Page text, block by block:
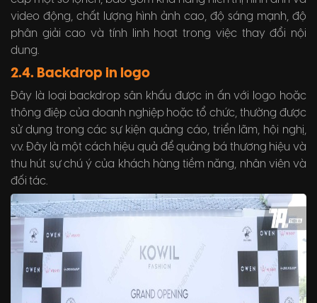
video động, chất lượng hình ảnh cao, độ sáng mạnh, độ
phân giải cao và tính linh hoạt trong việc thay đổi nội
dung.
2.4. Backdrop in logo
Đây là loại backdrop sân khấu được in ấn với logo hoặc
thông điệp của doanh nghiệp hoặc tổ chức, thường được
sử dụng trong các sự kiện quảng cáo, triển lãm, hội nghị,
v.v. Đây là một cách hiệu quả để quảng bá thương hiệu và
thu hút sự chú ý của khách hàng tiềm năng, nhân viên và
đối tác.